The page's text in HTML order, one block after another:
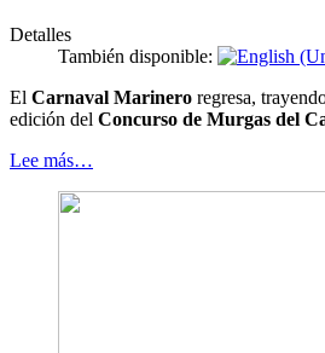
Detalles
También disponible:
El Carnaval Marinero regresa,
edición del Concurso de Murgas del
Lee más…